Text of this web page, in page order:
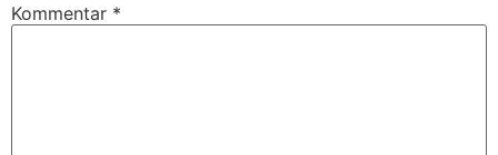
Kommentar *